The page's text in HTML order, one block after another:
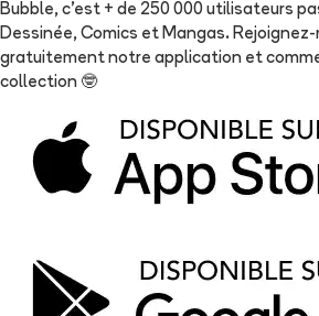
Bubble, c'est + de 250 000 utilisateurs
Dessinée, Comics et Mangas.
gratuitement notre application et
collection 🤓